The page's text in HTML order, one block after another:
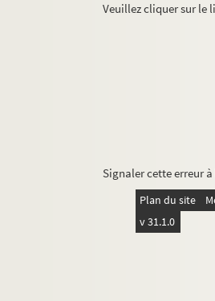
Veuillez cliquer sur le
Signaler cette erreur
Plan du site
v 31.1.0